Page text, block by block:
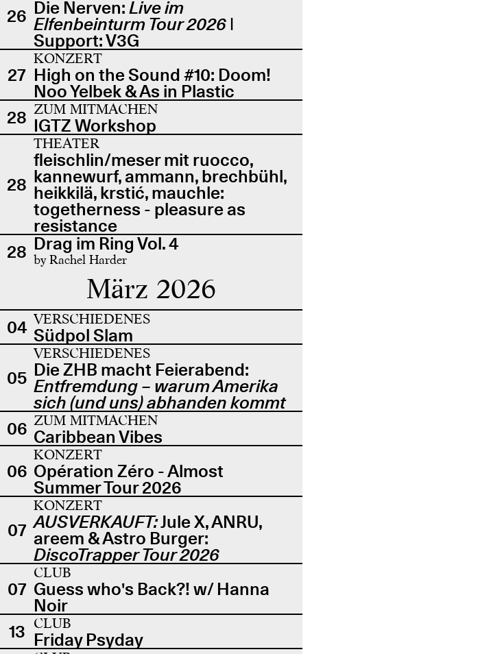
26 Die Nerven:Live im
Elfenbeinturm Tour 2026 |
Support: V3G
27
KONZERT
High on the Sound #10: Doom!
Noo Yelbek & As in Plastic
28 ZUM MITMACHEN
IGTZ Workshop
28
THEATER
fleischlin/meser mit ruocco,
kannewurf, ammann, brechbühl,
heikkilä, krstić, mauchle:
togetherness - pleasure as
resistance
28 Drag im Ring Vol. 4
by Rachel Harder
März 2026
04 VERSCHIEDENES
Südpol Slam
05
VERSCHIEDENES
Die ZHB macht Feierabend:
Entfremdung – warum Amerika
sich (und uns) abhanden kommt
06 ZUM MITMACHEN
Caribbean Vibes
06
KONZERT
Opération Zéro - Almost
Summer Tour 2026
07
KONZERT
AUSVERKAUFT:Jule X, ANRU,
areem & Astro Burger:
DiscoTrapper Tour 2026
07
CLUB
Guess who's Back?! w/ Hanna
Noir
13 CLUB
Friday Psyday